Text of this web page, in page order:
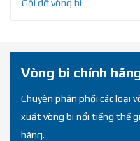
Gối đỡ vòng bi
Vòng bi chính
Chuyên phân phối các loại
xuất vòng bi nổi tiếng thế
hãng.